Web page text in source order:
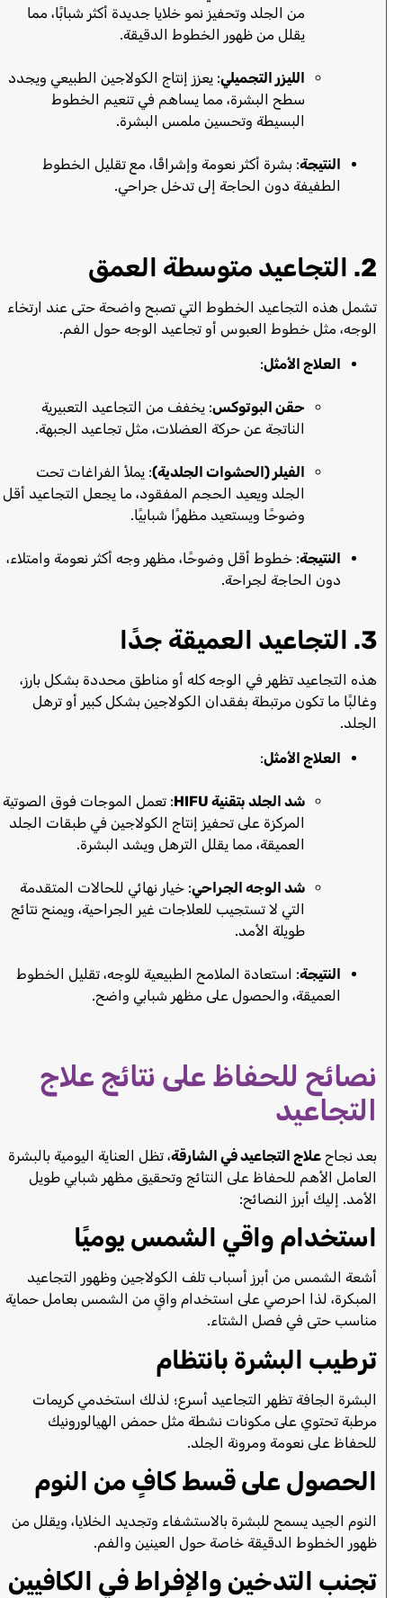
من الجلد وتحفيز نمو خلايا جديدة أكثر شبابًا، مما
يقلل من ظهور الخطوط الدقيقة.
الليزر التجميلي: يعزز إنتاج الكولاجين الطبيعي ويجدد
سطح البشرة، مما يساهم في تنعيم الخطوط
البسيطة وتحسين ملمس البشرة.
النتيجة: بشرة أكثر نعومة وإشراقًا، مع تقليل الخطوط
الطفيفة دون الحاجة إلى تدخل جراحي.
2. التجاعيد متوسطة العمق
تشمل هذه التجاعيد الخطوط التي تصبح واضحة حتى عند ارتخاء
الوجه، مثل خطوط العبوس أو تجاعيد الوجه حول الفم.
العلاج الأمثل:
حقن البوتوكس: يخفف من التجاعيد التعبيرية
الناتجة عن حركة العضلات، مثل تجاعيد الجبهة.
الفيلر (الحشوات الجلدية): يملأ الفراغات تحت
الجلد ويعيد الحجم المفقود، ما يجعل التجاعيد أقل
وضوحًا ويستعيد مظهرًا شبابيًا.
النتيجة: خطوط أقل وضوحًا، مظهر وجه أكثر نعومة وامتلاء،
دون الحاجة لجراحة.
3. التجاعيد العميقة جدًا
هذه التجاعيد تظهر في الوجه كله أو مناطق محددة بشكل بارز،
وغالبًا ما تكون مرتبطة بفقدان الكولاجين بشكل كبير أو ترهل
الجلد.
العلاج الأمثل:
شد الجلد بتقنية HIFU
: تعمل الموجات فوق الصوتية
المركزة على تحفيز إنتاج الكولاجين في طبقات الجلد
العميقة، مما يقلل الترهل ويشد البشرة.
شد الوجه الجراحي: خيار نهائي للحالات المتقدمة
التي لا تستجيب للعلاجات غير الجراحية، ويمنح نتائج
طويلة الأمد.
النتيجة: استعادة الملامح الطبيعية للوجه، تقليل الخطوط
العميقة، والحصول على مظهر شبابي واضح.
نصائح للحفاظ على نتائج علاج
التجاعيد
بعد نجاح علاج التجاعيد في الشارقة، تظل العناية اليومية بالبشرة
العامل الأهم للحفاظ على النتائج وتحقيق مظهر شبابي طويل
الأمد. إليك أبرز النصائح:
استخدام واقي الشمس يوميًا
أشعة الشمس من أبرز أسباب تلف الكولاجين وظهور التجاعيد
المبكرة، لذا احرصي على استخدام واقٍ من الشمس بعامل حماية
مناسب حتى في فصل الشتاء.
ترطيب البشرة بانتظام
البشرة الجافة تظهر التجاعيد أسرع؛ لذلك استخدمي كريمات
مرطبة تحتوي على مكونات نشطة مثل حمض الهيالورونيك
للحفاظ على نعومة ومرونة الجلد.
الحصول على قسط كافٍ من النوم
النوم الجيد يسمح للبشرة بالاستشفاء وتجديد الخلايا، ويقلل من
ظهور الخطوط الدقيقة خاصة حول العينين والفم.
تجنب التدخين والإفراط في الكافيين